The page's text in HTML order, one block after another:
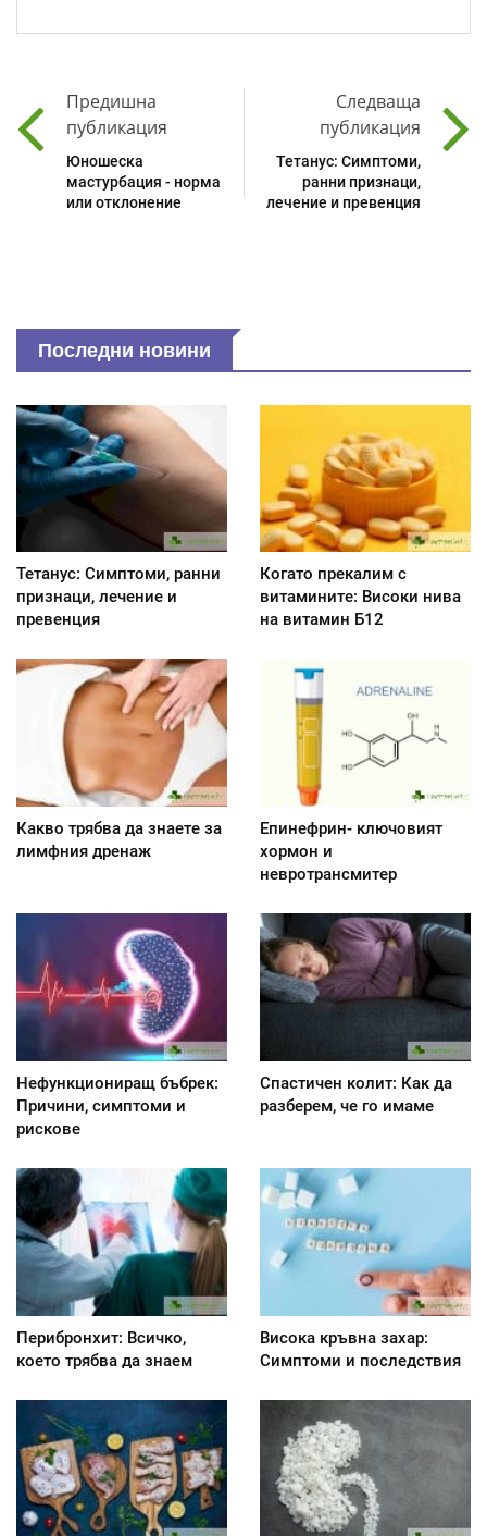
Предишна
публикация
Юношеска
мастурбация - норма
или отклонение
Следваща
публикация
Тетанус: Симптоми,
ранни признаци,
лечение и превенция
Последни новини
Тетанус: Симптоми, ранни
признаци, лечение и
превенция
Когато прекалим с
витамините: Високи нива
на витамин Б12
Какво трябва да знаете за
лимфния дренаж
Епинефрин- ключовият
хормон и
невротрансмитер
Нефункциониращ бъбрек:
Причини, симптоми и
рискове
Спастичен колит: Как да
разберем, че го имаме
Перибронхит: Всичко,
което трябва да знаем
Висока кръвна захар:
Симптоми и последствия